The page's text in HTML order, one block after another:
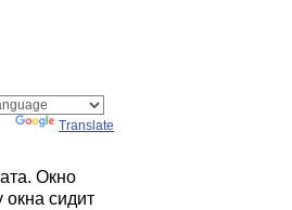
Translate
Окно
сидит